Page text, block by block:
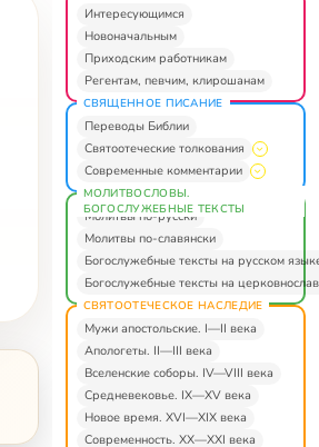
Интересующимся
Новоначальным
Приходским работникам
Регентам, певчим, клирошанам
СВЯЩЕННОЕ ПИСАНИЕ
Переводы Библии
Святоотеческие толкования
Современные комментарии
МОЛИТВОСЛОВЫ.
БОГОСЛУЖЕБНЫЕ ТЕКСТЫ
Молитвы по-русски
Молитвы по-славянски
Богослужебные тексты на русском
Богослужебные тексты на
СВЯТООТЕЧЕСКОЕ НАСЛЕДИЕ
Мужи апостольские. I—II века
Апологеты. II—III века
Вселенские соборы. IV—VIII века
Средневековье. IX—XV века
Новое время. XVI—XIX века
Современность. XX—XXI века